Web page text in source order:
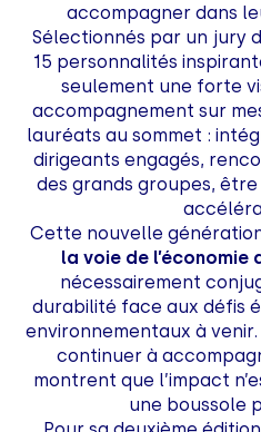
accompagner dans
Sélectionnés par un jury
15 personnalités
seulement une forte
accompagnement sur
lauréats au sommet :
dirigeants engagés,
des grands groupes,
Cette nouvelle
la voie de l’économie
nécessairement
durabilité face aux défis
environnementaux à
continuer à
montrent que l’impact
une boussole